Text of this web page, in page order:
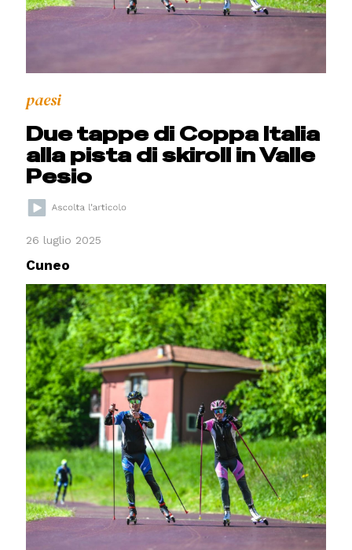
paesi
Due tappe di Coppa Italia
alla pista di skiroll in Valle
Pesio
26 luglio 2025
Cuneo